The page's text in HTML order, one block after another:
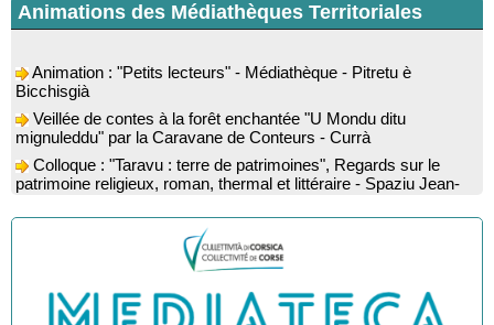
Animations des Médiathèques Territoriales
Bicchisgià
mignuleddu" par la Caravane de Conteurs - Currà
patrimoine religieux, roman, thermal et littéraire - Spaziu Jean-
Marc Fiamma - A Sarra di Farru
Spectacle musical : "Viaghju in Corsica cù Regina & Bruno",
hommage au duo mythique de la chanson corse interprété par
Marie-Elsa Picciocchi (chant), Marc’Antò Belgodere (chant et
gutare) et Jacky Le Menn (claviers) - Salle des fêtes - Cuzzà
Lecture musicale : "Frida par les mots" proposée par la